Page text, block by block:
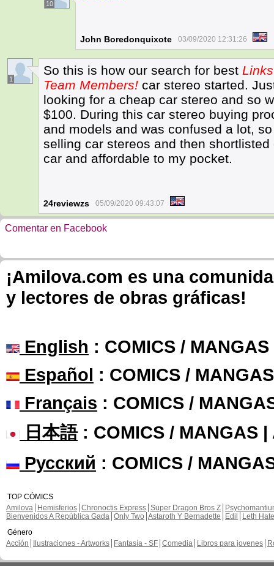
10
John Boredonquixote 03/09/2020 12:31:26
1
So this is how our search for best
Team Members! car stereo started.
looking for a cheap car stereo and so
$100. During this car stereo buying
and models and was confused a lot,
selling car stereos and then
car and affordable to my pocket.
24reviewzs 05/09/2020 09:43:07
Comentar en Facebook
¡Amilova.com es una
y lectores de obras gráficas!
English : COMICS /
Español : COMICS /
Français : COMICS /
日本語: COMICS / MANGAS |
Русский : COMICS /
TOP CÓMICS
Amilova
Hemisferios Chronoctis Express Super Dragon Bros Z
Bienvenidos A República Gada Only Two Astaroth Y Bernadette Edil
Leth Hate
Género
Acción
Ilustraciones - Artworks Fantasía - SF Comedia Libros para jovenes